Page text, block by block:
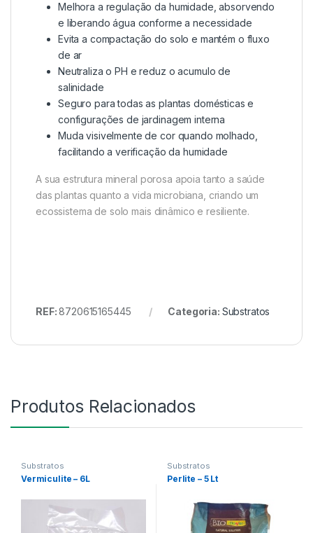
Melhora a regulação da humidade, absorvendo
e liberando água conforme a necessidade
Evita a compactação do solo e mantém o fluxo
de ar
Neutraliza o PH e reduz o acumulo de
salinidade
Seguro para todas as plantas domésticas e
configurações de jardinagem interna
Muda visivelmente de cor quando molhado,
facilitando a verificação da humidade
A sua estrutura mineral porosa apoia tanto a saúde
das plantas quanto a vida microbiana, criando um
ecossistema de solo mais dinâmico e resiliente.
REF:8720615165445 Categoria: Substratos
Produtos Relacionados
Substratos
Vermiculite – 6L
Substratos
Perlite – 5 Lt